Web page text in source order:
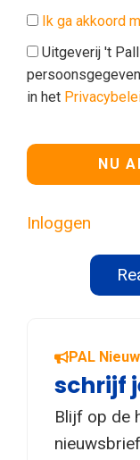
Ik ga akkoord
Uitgeverij 't
in het
Geen waarde
Inloggen
PAL
schrijf
Blijf op de
nieuwsbrief